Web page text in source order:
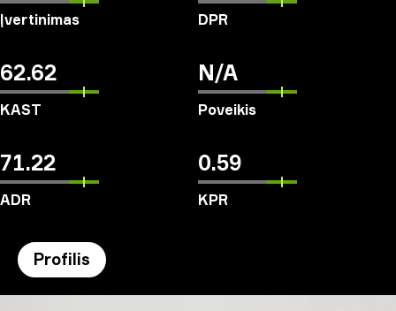
Įvertinimas DPR
62.62
KAST
N/A
Poveikis
71.22
ADR
0.59
KPR
Profilis